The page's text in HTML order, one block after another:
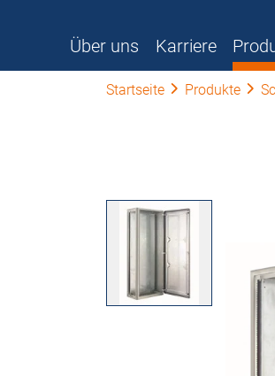
Über uns Karriere
Startseite Produkte